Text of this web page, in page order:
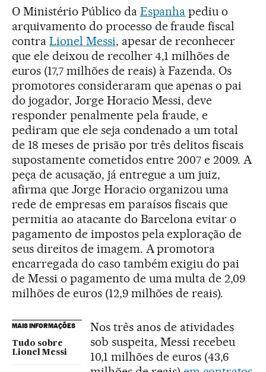
O Ministério Público da Espanha pediu o
arquivamento do processo de fraude fiscal
contra Lionel Messi, apesar de reconhecer
que ele deixou de recolher 4,1 milhões de
euros (17,7 milhões de reais) à Fazenda. Os
promotores consideraram que apenas o pai
do jogador, Jorge Horacio Messi, deve
responder penalmente pela fraude, e
pediram que ele seja condenado a um total
de 18 meses de prisão por três delitos fiscais
supostamente cometidos entre 2007 e 2009. A
peça de acusação, já entregue a um juiz,
afirma que Jorge Horacio organizou uma
rede de empresas em paraísos fiscais que
permitia ao atacante do Barcelona evitar o
pagamento de impostos pela exploração de
seus direitos de imagem. A promotora
encarregada do caso também exigiu do pai
de Messi o pagamento de uma multa de 2,09
milhões de euros (12,9 milhões de reais).
MAIS INFORMAÇÕES
Tudo sobre
Lionel Messi
Nos três anos de atividades
sob suspeita, Messi recebeu
10,1 milhões de euros (43,6